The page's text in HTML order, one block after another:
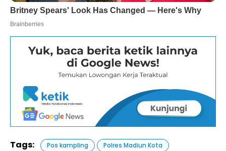
Tags: Pos kampling
Polres Madiun Kota